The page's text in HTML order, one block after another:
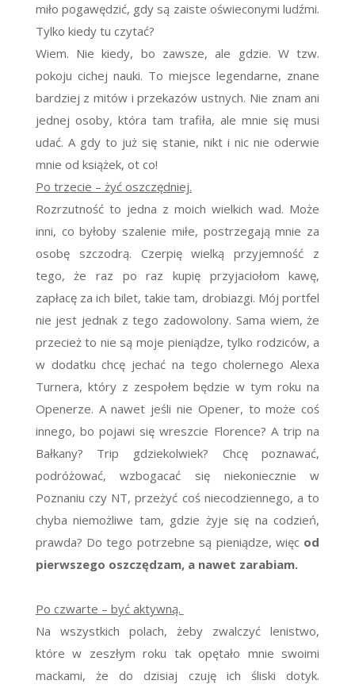
miło pogawędzić, gdy są zaiste oświeconymi ludźmi.
Tylko kiedy tu czytać?
Wiem. Nie kiedy, bo zawsze, ale gdzie. W tzw.
pokoju cichej nauki. To miejsce legendarne, znane
bardziej z mitów i przekazów ustnych. Nie znam ani
jednej osoby, która tam trafiła, ale mnie się musi
udać. A gdy to już się stanie, nikt i nic nie oderwie
mnie od książek, ot co!
Po trzecie – żyć oszczędniej.
Rozrzutność to jedna z moich wielkich wad. Może
inni, co byłoby szalenie miłe, postrzegają mnie za
osobę szczodrą. Czerpię wielką przyjemność z
tego, że raz po raz kupię przyjaciołom kawę,
zapłacę za ich bilet, takie tam, drobiazgi. Mój portfel
nie jest jednak z tego zadowolony. Sama wiem, że
przecież to nie są moje pieniądze, tylko rodziców, a
w dodatku chcę jechać na tego cholernego Alexa
Turnera, który z zespołem będzie w tym roku na
Openerze. A nawet jeśli nie Opener, to może coś
innego, bo pojawi się wreszcie Florence? A trip na
Bałkany? Trip gdziekolwiek? Chcę poznawać,
podróżować, wzbogacać się niekoniecznie w
Poznaniu czy NT, przeżyć coś niecodziennego, a to
chyba niemożliwe tam, gdzie żyje się na codzień,
prawda? Do tego potrzebne są pieniądze, więc od
pierwszego oszczędzam, a nawet zarabiam.
Po czwarte – być aktywną.
Na wszystkich polach, żeby zwalczyć lenistwo,
które w zeszłym roku tak opętało mnie swoimi
mackami, że do dzisiaj czuję ich śliski dotyk.